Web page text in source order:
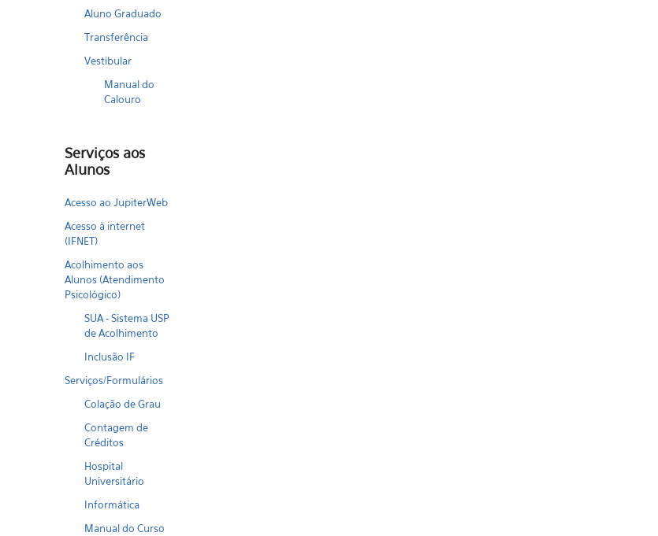
Aluno Graduado
Transferência
Vestibular
Manual do
Calouro
Serviços aos
Alunos
Acesso ao JupiterWeb
Acesso à internet
(IFNET)
Acolhimento aos
Alunos (Atendimento
Psicológico)
SUA - Sistema USP
de Acolhimento
Inclusão IF
Serviços/Formulários
Colação de Grau
Contagem de
Créditos
Hospital
Universitário
Informática
Manual do Curso